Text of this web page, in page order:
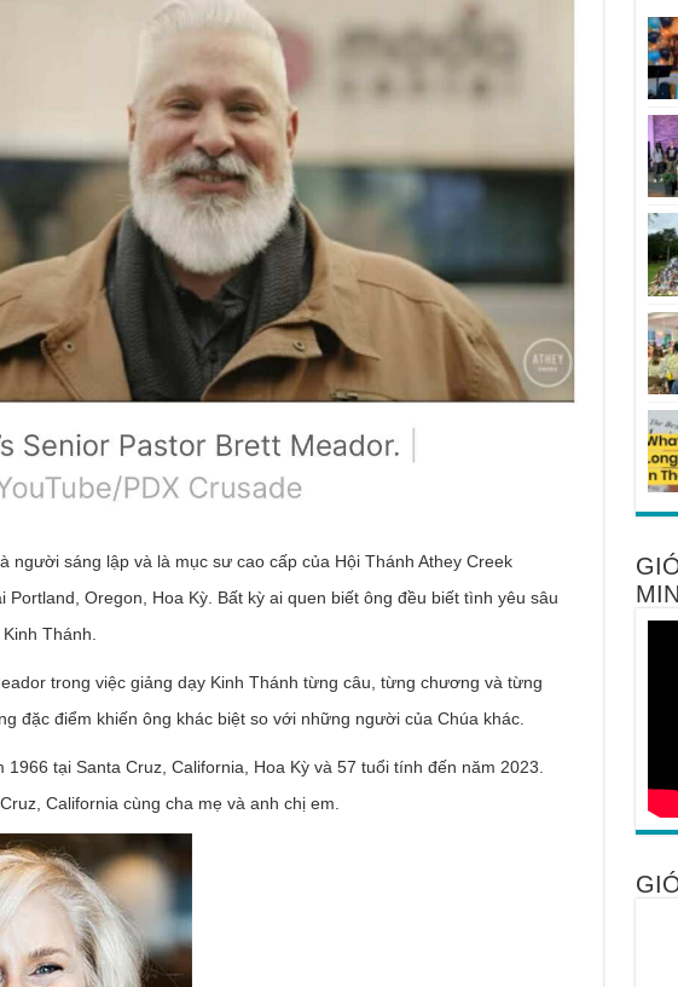
người sáng lập và là mục sư cao cấp của Hội Thánh Athey Creek
Portland, Oregon, Hoa Kỳ. Bất kỳ ai quen biết ông đều biết tình yêu sâu
Thánh.
trong việc giảng dạy Kinh Thánh từng câu, từng chương và từng
đặc điểm khiến ông khác biệt so với những người của Chúa khác.
1966 tại Santa Cruz, California, Hoa Kỳ và 57 tuổi tính đến năm 2023.
California cùng cha mẹ và anh chị em.